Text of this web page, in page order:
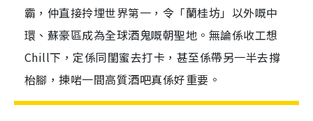
霸，仲直接拎埋世界第一，令「蘭桂坊」以外嘅中
環、蘇豪區成為全球酒鬼嘅朝聖地。無論係收工想
Chill下，定係同閨蜜去打卡，甚至係帶另一半去撐
枱腳，揀啱一間高質酒吧真係好重要。